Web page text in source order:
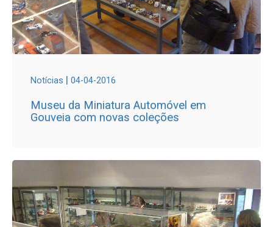
Notícias | 04-04-2016
Museu da Miniatura Automóvel em
Gouveia com novas coleções